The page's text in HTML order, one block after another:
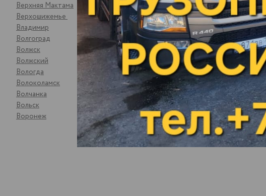
Верхняя Мактама
Верхошижемье
Владимир
Волгоград
Волжск
Волжский
Вологда
Волоколамск
Волчанка
Вольск
Воронеж
Красноуфимск
Красноярск
Кстово
Курган
Курск
Кушумский Ершов
Ликино-Дулёво
Липецк
Лыткарино
Люберцы
Магнитогорск